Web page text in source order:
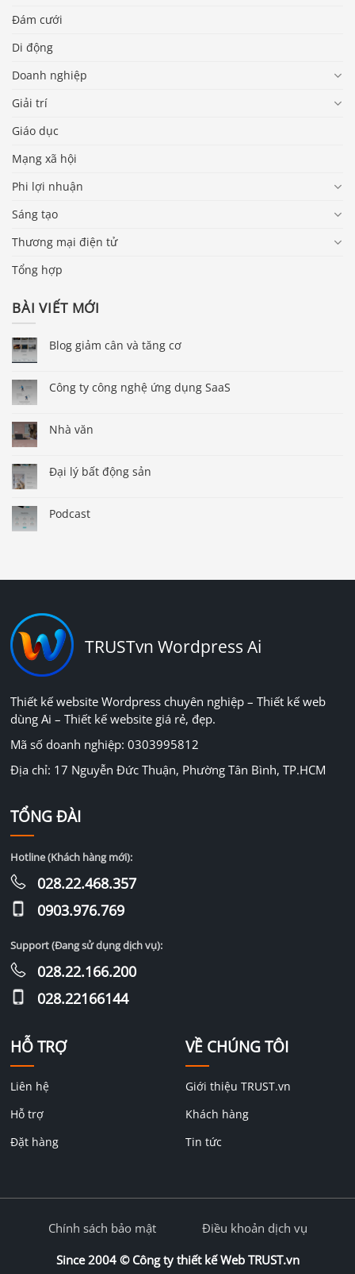
Đám cưới
Di động
Doanh nghiệp
Giải trí
Giáo dục
Mạng xã hội
Phi lợi nhuận
Sáng tạo
Thương mại điện tử
Tổng hợp
BÀI VIẾT MỚI
Blog giảm cân và tăng cơ
Công ty công nghệ ứng dụng SaaS
Nhà văn
Đại lý bất động sản
Podcast
TRUSTvn Wordpress Ai
Thiết kế website Wordpress chuyên nghiệp – Thiết kế web
dùng Ai – Thiết kế website giá rẻ, đẹp.
Mã số doanh nghiệp: 0303995812
Địa chỉ: 17 Nguyễn Đức Thuận, Phường Tân Bình, TP.HCM
HỖ TRỢ
Liên hệ
Hỗ trợ
Đặt hàng
VỀ CHÚNG TÔI
Giới thiệu TRUST.vn
Khách hàng
Tin tức
TỔNG ĐÀI
Hotline (Khách hàng mới):
028.22.468.357
0903.976.769
Support (Đang sử dụng dịch vụ):
028.22.166.200
028.22166144
Since 2004 © Công ty thiết kế Web TRUST.vn
Chính sách bảo mật Điều khoản dịch vụ